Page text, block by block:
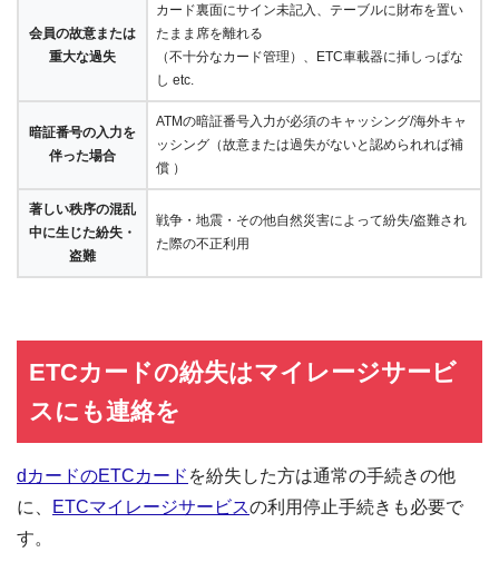
会員の故意または
重大な過失
カード裏面にサイン未記入、テーブルに財布を置い
たまま席を離れる
（不十分なカード管理）、ETC車載器に挿しっぱな
し etc.
暗証番号の入力を
伴った場合
ATMの暗証番号入力が必須のキャッシング/海外キャ
ッシング（故意または過失がないと認められれば補
償 ）
著しい秩序の混乱
中に生じた紛失・
盗難
戦争・地震・その他自然災害によって紛失/盗難され
た際の不正利用
ETCカードの紛失はマイレージサービ
スにも連絡を
dカードのETCカード を紛失した方は通常の手続きの他
に、
ETCマイレージサービスの利用停止手続きも必要で
す。